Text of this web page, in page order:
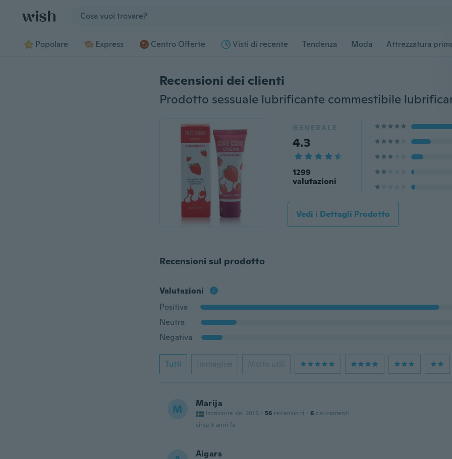
Popolare Express Centro Offerte Visti di recente Tendenza Moda Attrezzatura
Recensioni dei clienti
GENERALE
4.3
1299
valutazioni
Vedi i Dettagli Prodotto
Recensioni sul prodotto
Valutazioni
Positiva
Neutra
Negativa
Tutti Immagine Molto utili
M Marija
Iscrizione dal 2016 · 56 recensioni · 6 caricamenti
circa 3 anni fa
Aigars